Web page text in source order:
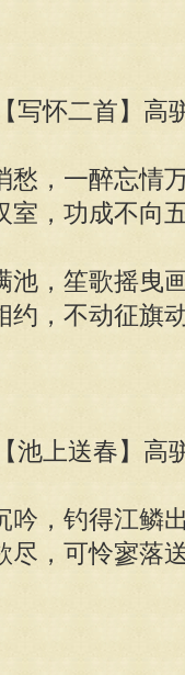
写怀二首】高
愁，一醉忘情
室，功成不向
池，笙歌摇曳
约，不动征旗
池上送春】高
吟，钓得江鳞
尽，可怜寥落